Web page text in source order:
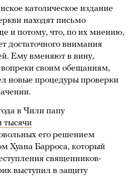
католическое издание
находят письмо
и потому, что, по их мнению,
достаточного внимания
Ему вменяют в вину,
вопреки своим обещаниям,
новые процедуры проверки
в Чили папу
тысячи
его решением
Хуана Барроса, который
священников-
выступил в защиту